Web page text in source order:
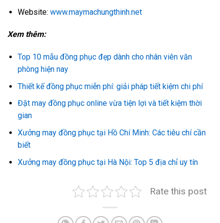
Website: www.maymachungthinh.net
Xem thêm:
Top 10 mẫu đồng phục đẹp dành cho nhân viên văn
phòng hiện nay
Thiết kế đồng phục miễn phí: giải pháp tiết kiệm chi phí
Đặt may đồng phục online vừa tiện lợi và tiết kiệm thời
gian
Xưởng may đồng phục tại Hồ Chí Minh: Các tiêu chí cần
biết
Xưởng may đồng phục tại Hà Nội: Top 5 địa chỉ uy tín
Rate this post